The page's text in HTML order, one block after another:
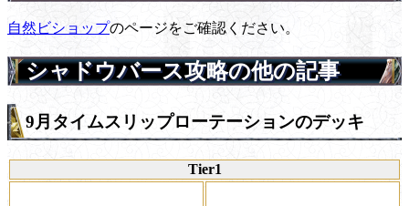
自然ビショップのページをご確認ください。
シャドウバース攻略の他の記事
9月タイムスリップローテーションのデッキ
Tier1